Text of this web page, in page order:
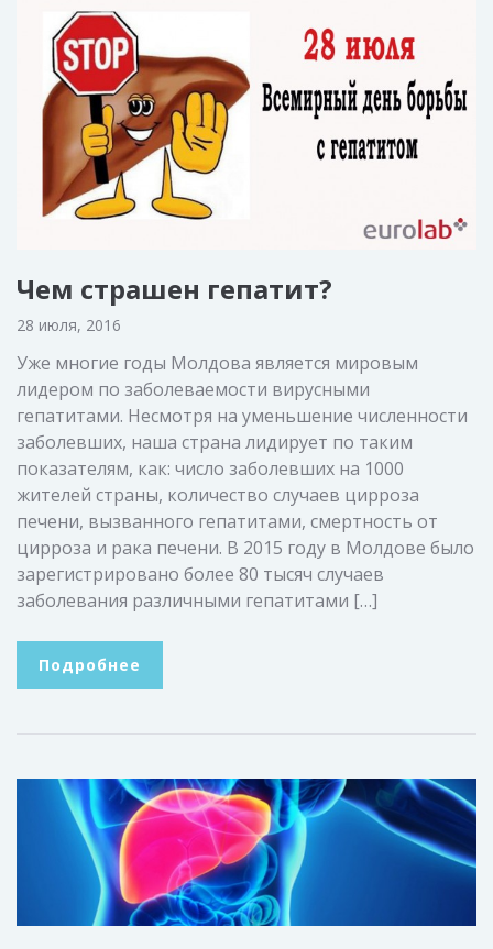
Чем страшен гепатит?
28 июля, 2016
Уже многие годы Молдова является мировым
лидером по заболеваемости вирусными
гепатитами. Несмотря на уменьшение численности
заболевших, наша страна лидирует по таким
показателям, как: число заболевших на 1000
жителей страны, количество случаев цирроза
печени, вызванного гепатитами, смертность от
цирроза и рака печени. В 2015 году в Молдове было
зарегистрировано более 80 тысяч случаев
заболевания различными гепатитами […]
Подробнее